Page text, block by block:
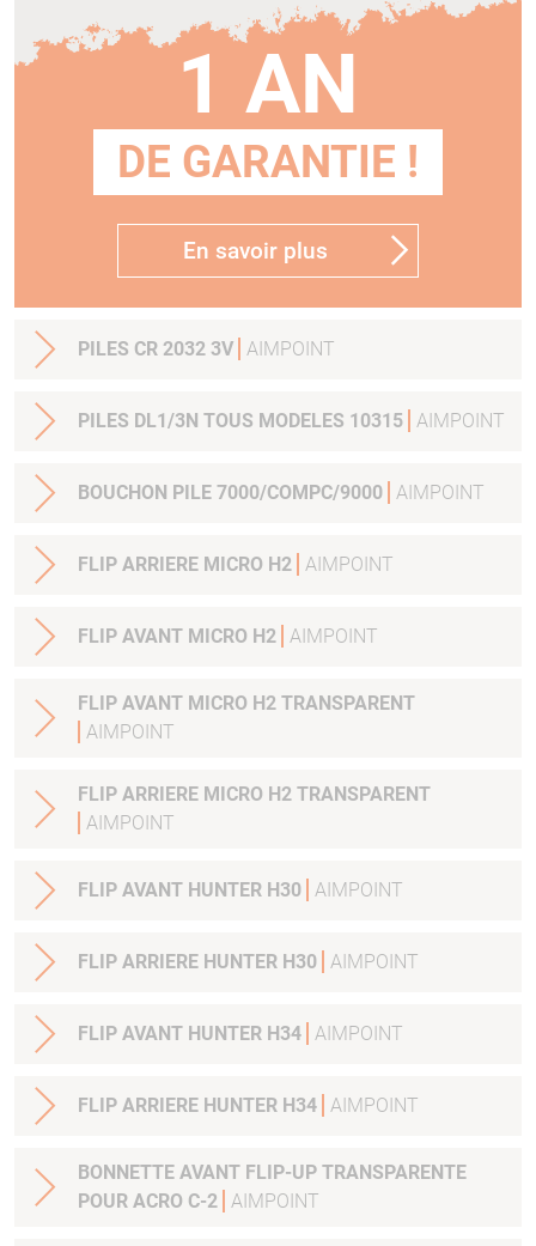
1 AN
DE GARANTIE !
En savoir plus
PILES CR 2032 3V AIMPOINT
PILES DL1/3N TOUS MODELES 10315 AIMPOINT
BOUCHON PILE 7000/COMPC/9000 AIMPOINT
FLIP ARRIERE MICRO H2 AIMPOINT
FLIP AVANT MICRO H2 AIMPOINT
FLIP AVANT MICRO H2 TRANSPARENT
AIMPOINT
FLIP ARRIERE MICRO H2 TRANSPARENT
AIMPOINT
FLIP AVANT HUNTER H30 AIMPOINT
FLIP ARRIERE HUNTER H30 AIMPOINT
FLIP AVANT HUNTER H34 AIMPOINT
FLIP ARRIERE HUNTER H34 AIMPOINT
BONNETTE AVANT FLIP-UP TRANSPARENTE
POUR ACRO C-2 AIMPOINT